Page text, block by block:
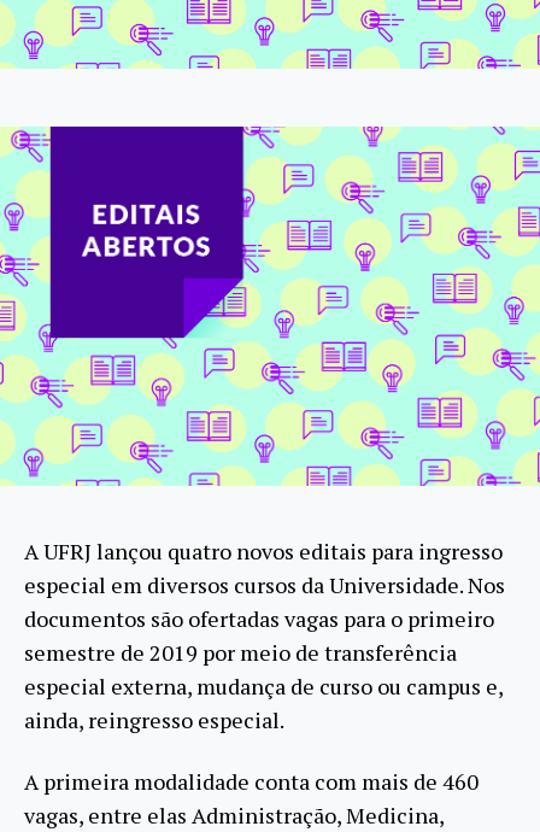
A UFRJ lançou quatro novos editais para ingresso
especial em diversos cursos da Universidade. Nos
documentos são ofertadas vagas para o primeiro
semestre de 2019 por meio de transferência
especial externa, mudança de curso ou campus e,
ainda, reingresso especial.
A primeira modalidade conta com mais de 460
vagas, entre elas Administração, Medicina,